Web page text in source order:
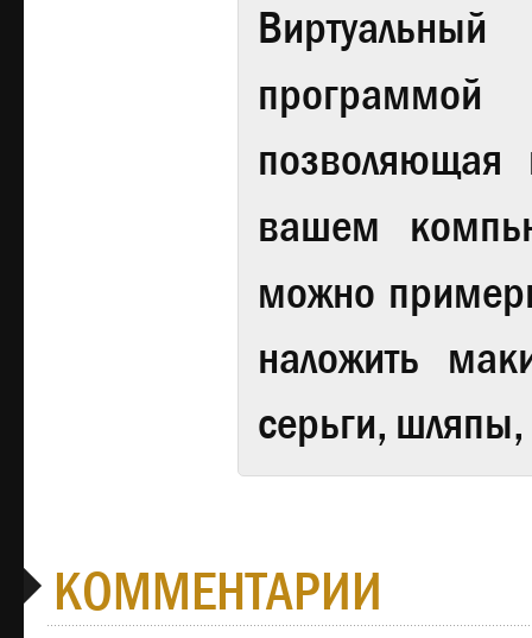
Виртуальный
вашем
можно
наложить
серьги,
КОММЕНТАРИИ